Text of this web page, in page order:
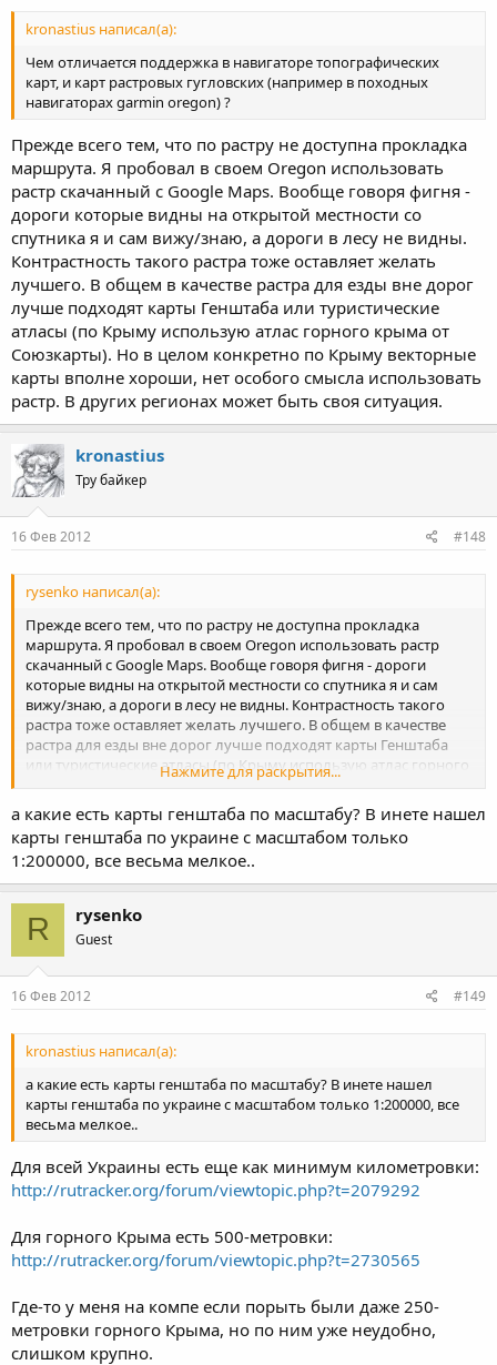
kronastius написал(а):
Чем отличается поддержка в навигаторе топографических
карт, и карт растровых гугловских (например в походных
навигаторах garmin oregon) ?
Прежде всего тем, что по растру не доступна прокладка
маршрута. Я пробовал в своем Oregon использовать
растр скачанный с Google Maps. Вообще говоря фигня -
дороги которые видны на открытой местности со
спутника я и сам вижу/знаю, а дороги в лесу не видны.
Контрастность такого растра тоже оставляет желать
лучшего. В общем в качестве растра для езды вне дорог
лучше подходят карты Генштаба или туристические
атласы (по Крыму использую атлас горного крыма от
Союзкарты). Но в целом конкретно по Крыму векторные
карты вполне хороши, нет особого смысла использовать
растр. В других регионах может быть своя ситуация.
kronastius
Тру байкер
16 Фев 2012 #148
rysenko написал(а):
Прежде всего тем, что по растру не доступна прокладка
маршрута. Я пробовал в своем Oregon использовать растр
скачанный с Google Maps. Вообще говоря фигня - дороги
которые видны на открытой местности со спутника я и сам
вижу/знаю, а дороги в лесу не видны. Контрастность такого
растра тоже оставляет желать лучшего. В общем в качестве
растра для езды вне дорог лучше подходят карты Генштаба
или туристические атласы (по Крыму использую атлас горного
крыма от Союзкарты). Но в целом конкретно по Крыму
векторные карты вполне хороши, нет особого смысла
использовать растр. В других регионах может быть своя
ситуация.
Нажмите для раскрытия...
а какие есть карты генштаба по масштабу? В инете нашел
карты генштаба по украине с масштабом только
1:200000, все весьма мелкое..
R rysenko
Guest
16 Фев 2012 #149
kronastius написал(а):
а какие есть карты генштаба по масштабу? В инете нашел
карты генштаба по украине с масштабом только 1:200000, все
весьма мелкое..
Для всей Украины есть еще как минимум километровки:
http://rutracker.org/forum/viewtopic.php?t=2079292
Для горного Крыма есть 500-метровки:
http://rutracker.org/forum/viewtopic.php?t=2730565
Где-то у меня на компе если порыть были даже 250-
метровки горного Крыма, но по ним уже неудобно,
слишком крупно.